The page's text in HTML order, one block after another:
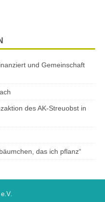
und Gemeinschaft
des AK-Streuobst in
das ich pflanz“